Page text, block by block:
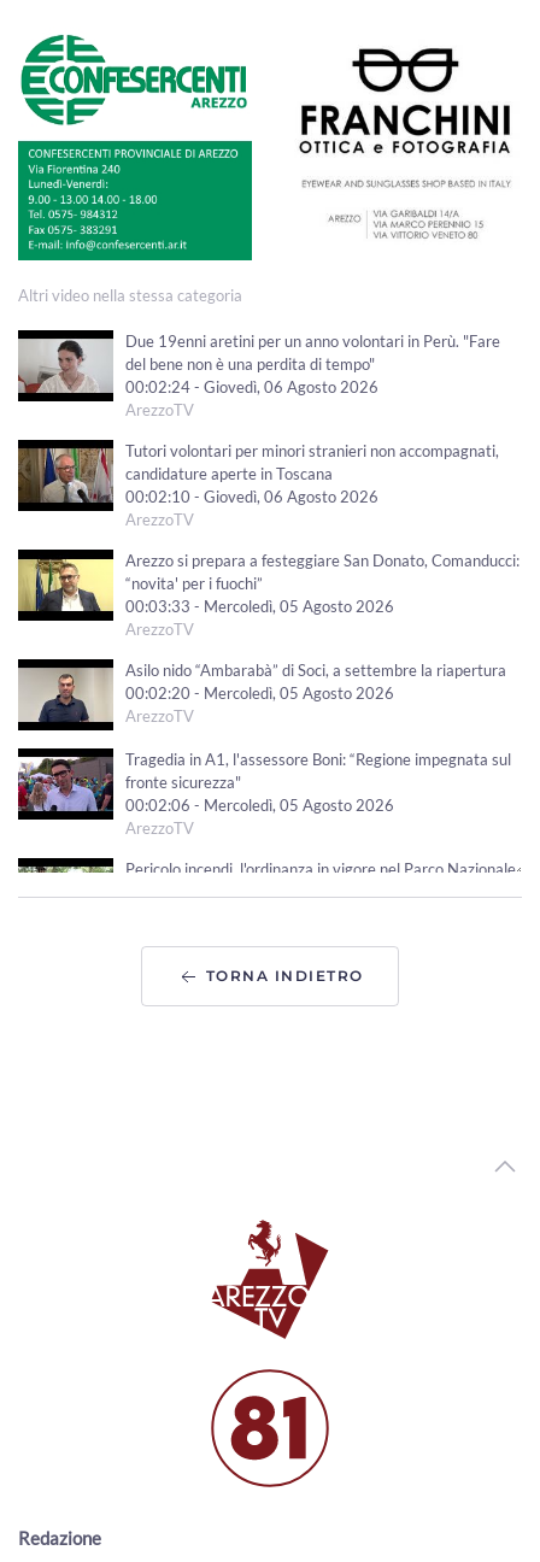
Altri video nella stessa categoria
Due 19enni aretini per un anno volontari in Perù. "Fare
del bene non è una perdita di tempo"
00:02:24 - Giovedì, 06 Agosto 2026
ArezzoTV
Tutori volontari per minori stranieri non accompagnati,
candidature aperte in Toscana
00:02:10 - Giovedì, 06 Agosto 2026
ArezzoTV
Arezzo si prepara a festeggiare San Donato, Comanducci:
“novita' per i fuochi”
00:03:33 - Mercoledì, 05 Agosto 2026
ArezzoTV
Asilo nido “Ambarabà” di Soci, a settembre la riapertura
00:02:20 - Mercoledì, 05 Agosto 2026
ArezzoTV
Tragedia in A1, l'assessore Boni: “Regione impegnata sul
fronte sicurezza"
00:02:06 - Mercoledì, 05 Agosto 2026
ArezzoTV
Pericolo incendi, l'ordinanza in vigore nel Parco Nazionale
Variante via Tiziano. Piomboni: “non saranno torri.
Progetto di vera riqualificazione urbana”
Sicurezza del Territorio
00:01:55 - Martedì, 04 Agosto 2026
Caldo record in Toscana: Lamma: "luglio è stato il più
caldo degli ultimi secoli"
Sangue, l'appello di Avis e Giani: “Anche d'estate donare è
un gesto che salva la vita”
00:01:25 - Lunedì, 03 Agosto 2026
TORNA INDIETRO
Redazione